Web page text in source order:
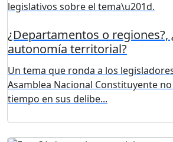
¿Departamentos o regiones?,
autonomía territorial?
Un tema que ronda a los
Asamblea Nacional Constituyente
tiempo en sus delibe...